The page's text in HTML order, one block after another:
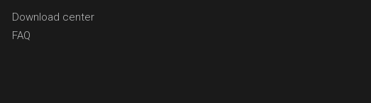
Download center
FAQ